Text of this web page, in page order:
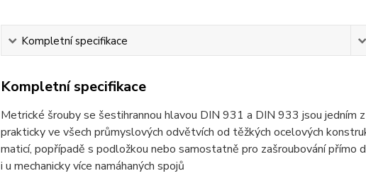
Kompletní specifikace
Kompletní specifikace
Metrické šrouby se šestihrannou hlavou DIN 931 a DIN 933 jsou jedním
prakticky ve všech průmyslových odvětvích od těžkých ocelových
maticí, popřípadě s podložkou nebo samostatně pro zašroubování
i u mechanicky více namáhaných spojů